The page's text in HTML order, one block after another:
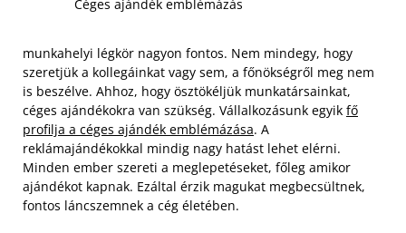
Céges ajándék emblémázás
munkahelyi légkör nagyon fontos. Nem mindegy, hogy
szeretjük a kollegáinkat vagy sem, a főnökségről meg nem
is beszélve. Ahhoz, hogy ösztökéljük munkatársainkat,
céges ajándékokra van szükség. Vállalkozásunk egyik fő
profilja a céges ajándék emblémázása. A
reklámajándékokkal mindig nagy hatást lehet elérni.
Minden ember szereti a meglepetéseket, főleg amikor
ajándékot kapnak. Ezáltal érzik magukat megbecsültnek,
fontos láncszemnek a cég életében.